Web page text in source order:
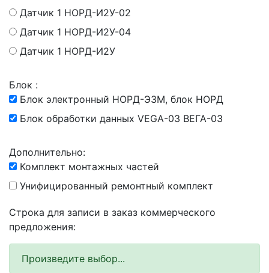
Датчик 1 НОРД-И2У-02
Датчик 1 НОРД-И2У-04
Датчик 1 НОРД-И2У
Блок :
Блок электронный НОРД-Э3М, блок НОРД
Блок обработки данных VEGA-03 ВЕГА-03
Дополнительно:
Комплект монтажных частей
Унифицированный ремонтный комплект
Строка для записи в заказ коммерческого
предложения:
Произведите выбор...